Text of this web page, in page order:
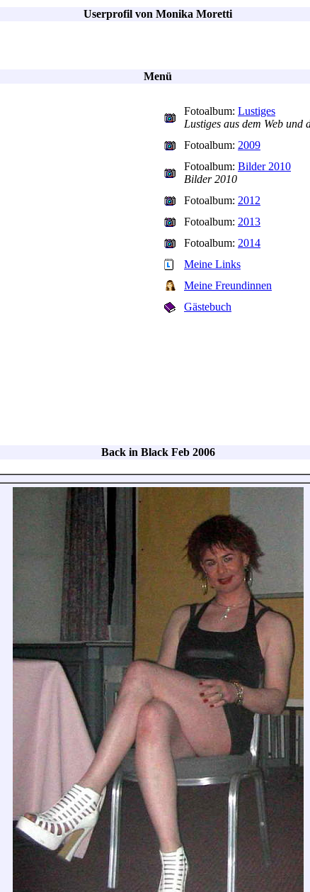
Userprofil von Monika Moretti
Menü
Fotoalbum: Lustiges
Lustiges aus dem Web und
Fotoalbum: 2009
Fotoalbum: Bilder 2010
Bilder 2010
Fotoalbum: 2012
Fotoalbum: 2013
Fotoalbum: 2014
Meine Links
Meine Freundinnen
Gästebuch
Back in Black Feb 2006